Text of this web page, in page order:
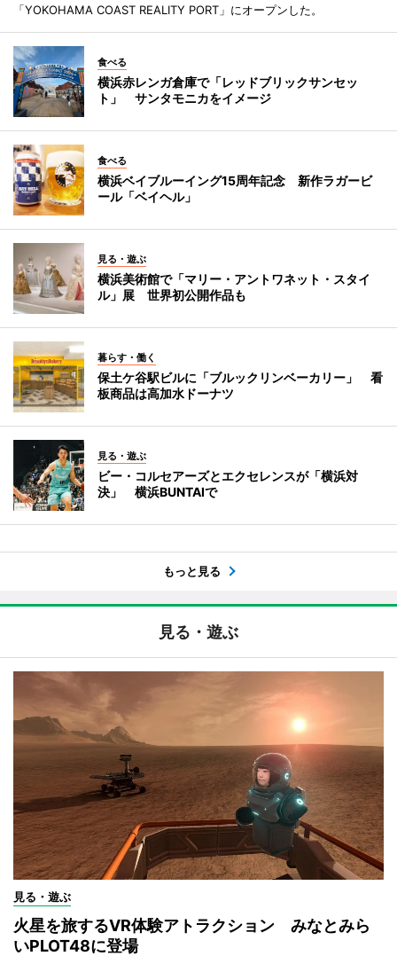
「YOKOHAMA COAST REALITY PORT」にオープンした。
食べる
横浜赤レンガ倉庫で「レッドブリックサンセッ
ト」 サンタモニカをイメージ
食べる
横浜ベイブルーイング15周年記念 新作ラガービ
ール「ベイヘル」
見る・遊ぶ
横浜美術館で「マリー・アントワネット・スタイ
ル」展 世界初公開作品も
暮らす・働く
保土ケ谷駅ビルに「ブルックリンベーカリー」 看
板商品は高加水ドーナツ
見る・遊ぶ
ビー・コルセアーズとエクセレンスが「横浜対
決」 横浜BUNTAIで
もっと見る
見る・遊ぶ
見る・遊ぶ
火星を旅するVR体験アトラクション みなとみら
いPLOT48に登場